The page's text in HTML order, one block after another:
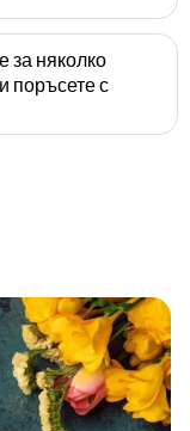
за няколко
поръсете с